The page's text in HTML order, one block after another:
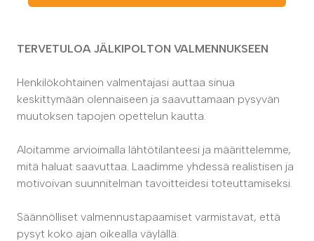
TERVETULOA JÄLKIPOLTON VALMENNUKSEEN
Henkilökohtainen valmentajasi auttaa sinua
keskittymään olennaiseen ja saavuttamaan pysyvän
muutoksen tapojen opettelun kautta.
Aloitamme arvioimalla lähtötilanteesi ja määrittelemme,
mitä haluat saavuttaa. Laadimme yhdessä realistisen ja
motivoivan suunnitelman tavoitteidesi toteuttamiseksi.
Säännölliset valmennustapaamiset varmistavat, että
pysyt koko ajan oikealla väylällä.